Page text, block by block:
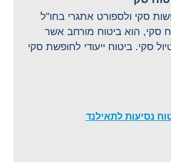
סקי ולספורט אתגרי בחו"ל
סקי, הוא ביטוח מורחב אשר
סקי. ביטוח ייעודי לחופשת סקי